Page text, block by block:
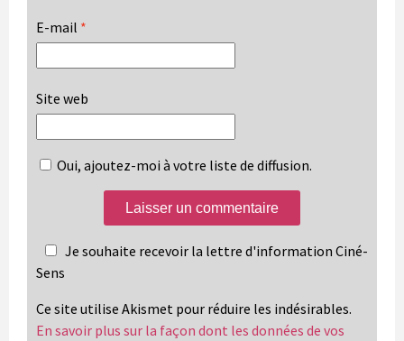
E-mail *
Site web
Oui, ajoutez-moi à votre liste de diffusion.
Je souhaite recevoir la lettre d'information Ciné-
Sens
Ce site utilise Akismet pour réduire les indésirables.
En savoir plus sur la façon dont les données de vos